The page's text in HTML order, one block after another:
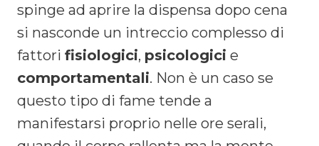
spinge ad aprire la dispensa dopo cena
si nasconde un intreccio complesso di
fattori fisiologici, psicologici e
comportamentali. Non è un caso se
questo tipo di fame tende a
manifestarsi proprio nelle ore serali,